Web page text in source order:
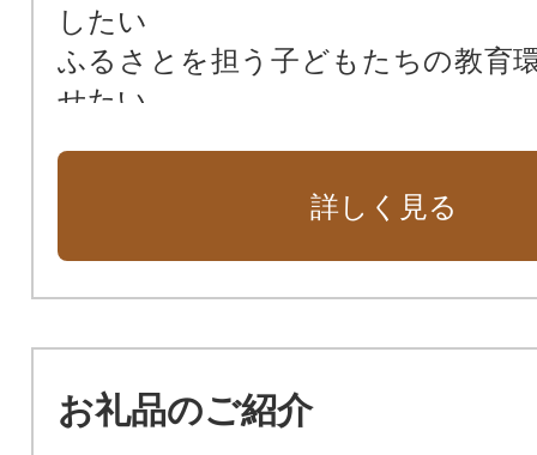
したい
ふるさとを担う子どもたちの教育
せたい
防災対策や東日本大震災に関する
ってほしい
市長におまかせ
詳しく見る
お礼品のご紹介